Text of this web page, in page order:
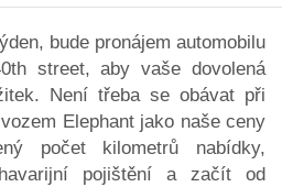
bude pronájem automobilu
street, aby vaše dovolená
Není třeba se obávat při
Elephant jako naše ceny
počet kilometrů nabídky,
pojištění a začít od